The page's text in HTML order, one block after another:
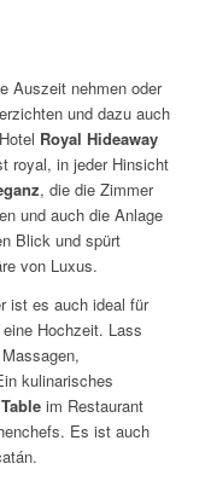
Auszeit nehmen oder
und dazu auch
Royal Hideaway
royal, in jeder Hinsicht
, die die Zimmer
und auch die Anlage
Blick und spürt
von Luxus.
ist es auch ideal für
Hochzeit. Lass
kulinarisches
im Restaurant
Es ist auch